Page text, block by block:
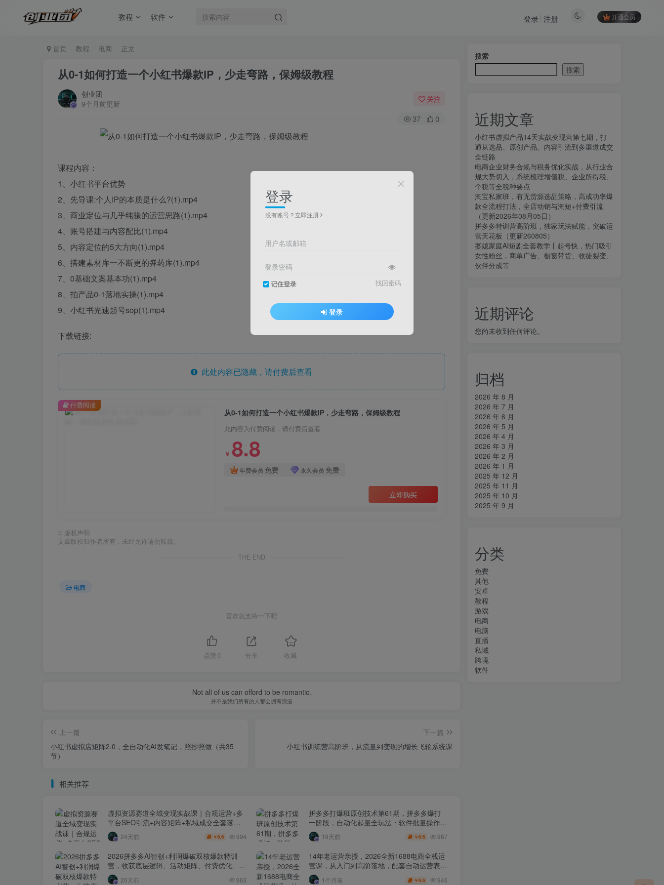
教程 软件 开通会员
登录 注册
首页 教程 电商 正文
从0-1如何打造一个小红书爆款IP，少走弯路，保姆级教程
创业团
9个月前更新
关注
37 0
课程内容：
1、小红书平台优势
2、先导课:个人IP的本质是什么?(1).mp4
3、商业定位与几乎纯賺的运营思路(1).mp4
4、账号搭建与内容配比(1).mp4
5、内容定位的5大方向(1).mp4
6、搭建素材库一不断更的弹药库(1).mp4
7、0基础文案基本功(1).mp4
8、拍产品0-1落地实操(1).mp4
9、小红书光速起号sop(1).mp4
下载链接:
此处内容已隐藏，请付费后查看
从0-1如何打造一个小红书爆款IP，少走弯路，保姆级教程
此内容为付费阅读，请付费后查看
￥ 8.8
年费会员 免费 永久会员 免费
立即购买
付费阅读
© 版权声明
文章版权归作者所有，未经允许请勿转载。
THE END
电商
喜欢就支持一下吧
点赞 0 分享 收藏
Not all of us can offord to be romantic.
并不是我们所有的人都会拥有浪漫
上一篇
小红书虚拟店矩阵2.0，全自动化AI发笔记，照抄照做（共35
节）
下一篇
小红书训练营高阶班，从流量到变现的增长飞轮系统课
相关推荐
虚拟资源赛道全域变现实战课｜合规运营+多
平台SEO引流+内容矩阵+私域成交全套落地
玩法
24天前 ￥6.6 994
拼多多打爆班原创技术第61期，拼多多爆打
一阶段，自动化起量全玩法・软件批量操作・
投产优化・大促矩阵实战课
19天前 ￥6.6 987
2026拼多多AI智创+利润爆破双核爆款特训
营，收获底层逻辑、活动矩阵、付费优化、0-
1打爆SOP
20天前 963
14年老运营亲授，2026全新1688电商全栈运
营课，从入门到高阶落地，配套自动运营表
+工具包+直播诊断等
1个月前 ￥6.6 946
搜索
搜索
近期文章
小红书虚拟产品14天实战变现营第七期，打
通从选品、原创产品、内容引流到多渠道成交
全链路
电商企业财务合规与税务优化实战，从行业合
规大势切入，系统梳理增值税、企业所得税、
个税等全税种要点
淘宝私家班，有无货源选品策略，高成功率爆
款全流程打法，全店动销与淘短+付费引流
（更新2026年08月05日）
拼多多特训营高阶班，独家玩法赋能，突破运
营天花板（更新260805）
婆媳家庭AI短剧全套教学丨起号快，热门吸引
女性粉丝，商单广告、橱窗带货、收徒裂变、
伙伴分成等
近期评论
您尚未收到任何评论。
归档
2026 年 8 月
2026 年 7 月
2026 年 6 月
2026 年 5 月
2026 年 4 月
2026 年 3 月
2026 年 2 月
2026 年 1 月
2025 年 12 月
2025 年 11 月
2025 年 10 月
2025 年 9 月
分类
免费
其他
安卓
教程
游戏
电商
电脑
直播
私域
跨境
软件
登录
没有账号？立即注册
用户名或邮箱
登录密码
记住登录 找回密码
登录